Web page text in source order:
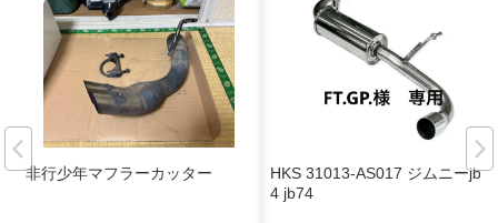
非行少年マフラーカッター
HKS 31013-AS017 ジムニーjb6
4 jb74